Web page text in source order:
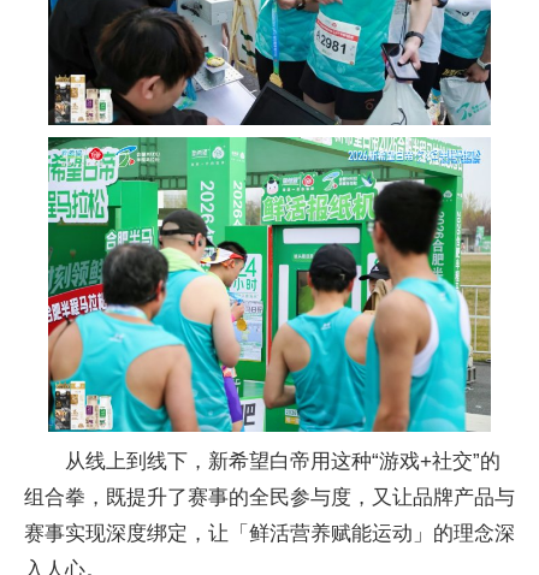
从线上到线下，新希望白帝用这种“游戏+社交”的
组合拳，既提升了赛事的全民参与度，又让品牌产品与
赛事实现深度绑定，让「鲜活营养赋能运动」的理念深
入人心。